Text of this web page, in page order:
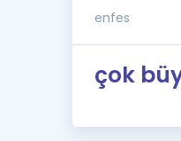
enfes
çok